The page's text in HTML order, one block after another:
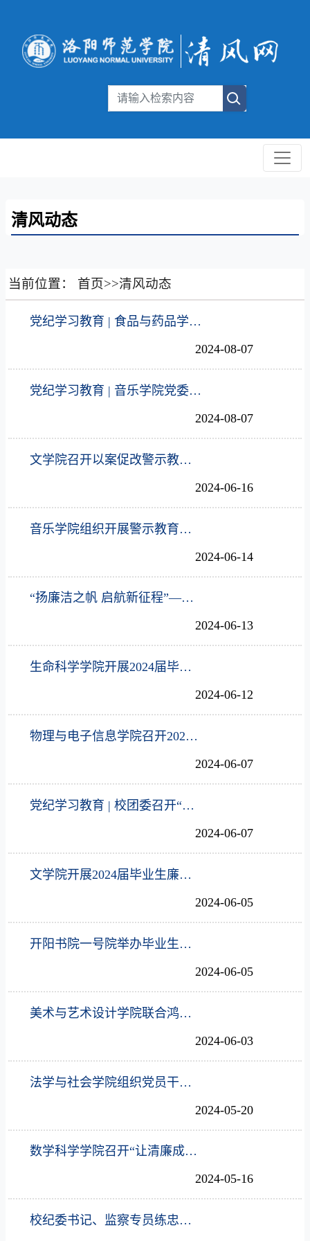
清风动态
当前位置： 首页>>清风动态
党纪学习教育 | 食品与药品学院党委理论学习中心组举行党纪学习教育集体学习研讨
2024-08-07
党纪学习教育 | 音乐学院党委理论学习中心组围绕《中国共产党纪律处分条例》举行集体学习研讨
2024-08-07
文学院召开以案促改警示教育会
2024-06-16
音乐学院组织开展警示教育主题党日活动
2024-06-14
“扬廉洁之帆 启航新征程”——商学院开展2024届毕业生廉洁主题教育系列活动
2024-06-13
生命科学学院开展2024届毕业生廉洁教育系列活动
2024-06-12
物理与电子信息学院召开2024届毕业生廉洁教育主题班会
2024-06-07
党纪学习教育 | 校团委召开“纪法与青春同行”纪法学习教育座谈会
2024-06-07
文学院开展2024届毕业生廉洁教育系列活动
2024-06-05
开阳书院一号院举办毕业生廉洁从业和就业政策解读专题讲座
2024-06-05
美术与艺术设计学院联合鸿都书院二号院共同举办“廉洁修身 扬帆远航”毕业生廉洁文化作品展
2024-06-03
法学与社会学院组织党员干部前往河南省第四监狱开展廉洁自律警示教育
2024-05-20
数学科学学院召开“让清廉成为青春底色”毕业班廉洁主题班会
2024-05-16
校纪委书记、监察专员练忠杰为食品与药品学院上廉政党课